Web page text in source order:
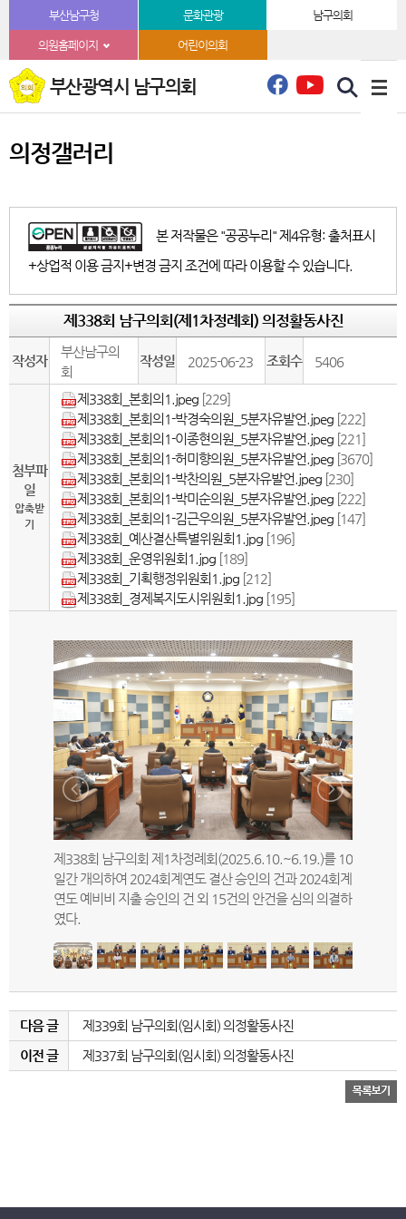
본문바로가기부산남구청 문화관광 남구의회
의원홈페이지 어린이의회
부산광역시 남구의회
의정갤러리
본 저작물은 "공공누리" 제4유형: 출처표시
+상업적 이용 금지+변경 금지 조건에 따라 이용할 수 있습니다.
제338회 남구의회(제1차정례회) 의정활동사진
작성자
부산남구의
회
작성일 2025-06-23 조회수 5406
첨부파
일
압축받
기
제338회_본회의1.jpeg [229]
제338회_본회의1-박경숙의원_5분자유발언.jpeg [222]
제338회_본회의1-이종현의원_5분자유발언.jpeg [221]
제338회_본회의1-허미향의원_5분자유발언.jpeg [3670]
제338회_본회의1-박찬의원_5분자유발언.jpeg [230]
제338회_본회의1-박미순의원_5분자유발언.jpeg [222]
제338회_본회의1-김근우의원_5분자유발언.jpeg [147]
제338회_예산결산특별위원회1.jpg [196]
제338회_운영위원회1.jpg [189]
제338회_기획행정위원회1.jpg [212]
제338회_경제복지도시위원회1.jpg [195]
제338회 남구의회 제1차정례회(2025.6.10.~6.19.)를 10
일간 개의하여 2024회계연도 결산 승인의 건과 2024회계
연도 예비비 지출 승인의 건 외 15건의 안건을 심의 의결하
였다.
다음 글
제339회 남구의회(임시회) 의정활동사진
이전 글
제337회 남구의회(임시회) 의정활동사진